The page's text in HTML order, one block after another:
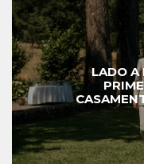
LADO A